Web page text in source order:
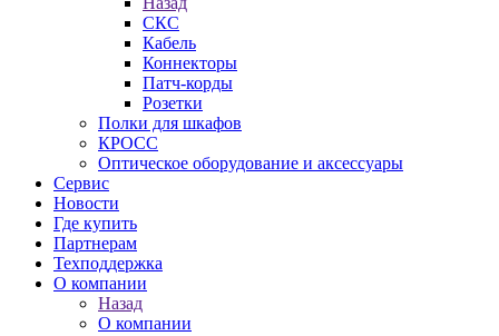
СКС
Кабель
Коннекторы
Патч-корды
Розетки
Полки для шкафов
КРОСС
Оптическое оборудование и аксессуары
Сервис
Новости
Где купить
Партнерам
Техподдержка
О компании
Назад
О компании